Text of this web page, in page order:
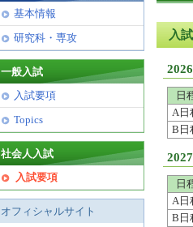
基本情報
研究科・専攻
一般入試
入試要項
Topics
社会人入試
入試要項
オフィシャルサイト
入
日
A日
B日
日
A日
B日